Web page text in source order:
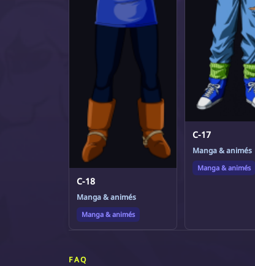
C-18
Manga & animés
Manga & animés
C-17
Manga & animés
Manga & animés
FAQ